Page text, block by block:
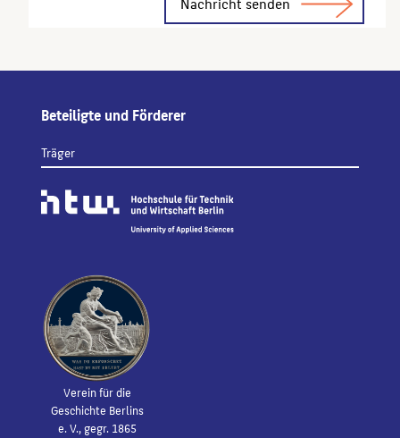
Beteiligte und Förderer
Träger
Verein für die
Geschichte Berlins
e. V., gegr. 1865